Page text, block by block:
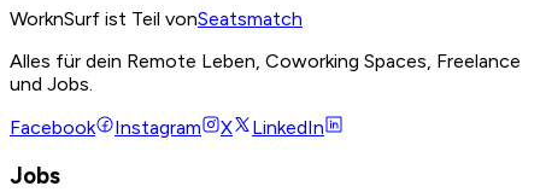
WorknSurf ist Teil vonSeatsmatch
Alles für dein Remote Leben, Coworking Spaces, Freelance
und Jobs.
Facebook
Instagram X LinkedIn
Jobs